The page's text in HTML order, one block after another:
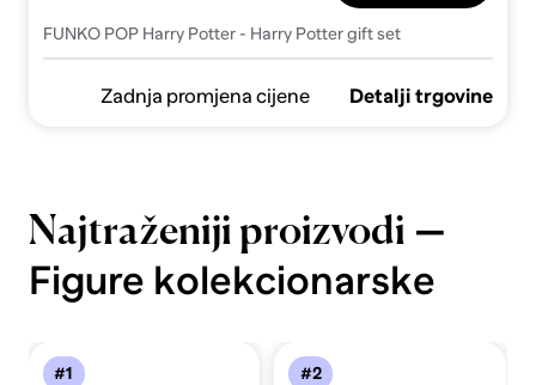
FUNKO POP Harry Potter - Harry Potter gift set
Zadnja promjena cijene Detalji trgovine
Najtraženiji proizvodi —
Figure kolekcionarske
#1 #2